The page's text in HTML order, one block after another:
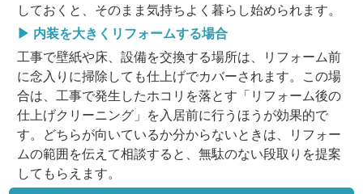
しておくと、そのまま気持ちよく暮らし始められます。
▶ 内装を大きくリフォームする場合
工事で壁紙や床、設備を交換する場所は、リフォーム前
に念入りに掃除しても仕上げでカバーされます。この場
合は、工事で発生したホコリを落とす「リフォーム後の
仕上げクリーニング」を入居前に行うほうが効果的で
す。どちらが向いているか分からないときは、リフォー
ムの範囲を伝えて相談すると、無駄のない段取りを提案
してもらえます。